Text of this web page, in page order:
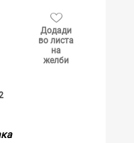
Додади
во листа
на
желби